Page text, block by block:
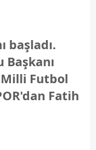
başladı.
Futbol
Fatih